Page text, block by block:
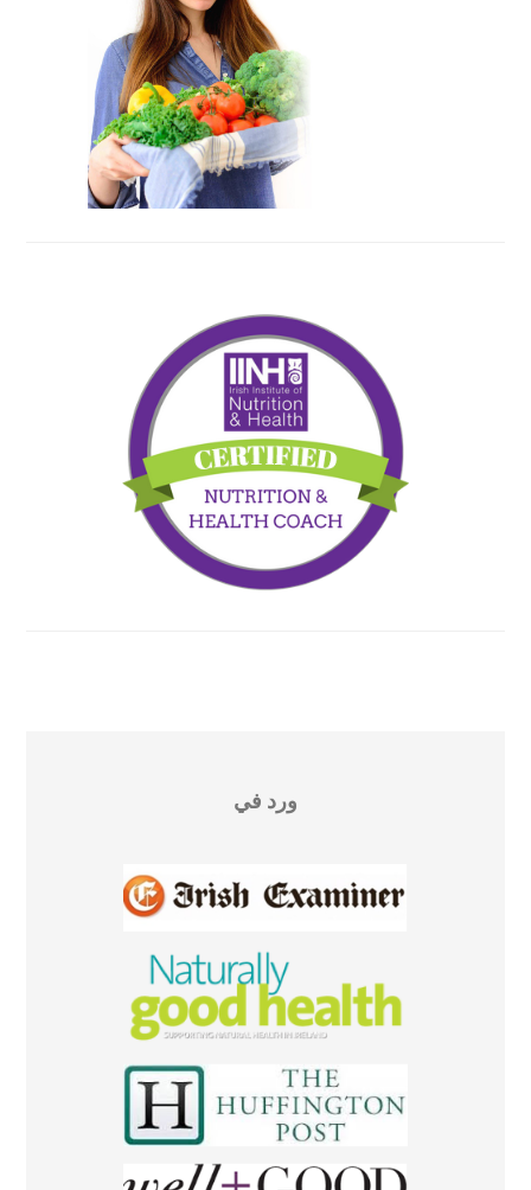
ورد في